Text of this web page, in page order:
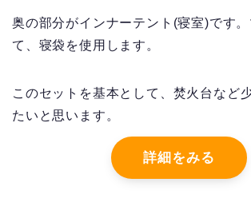
奥の部分がインナーテント(寝室)です
て、寝袋を使用します。
このセットを基本として、焚火台など
たいと思います。
詳細をみる